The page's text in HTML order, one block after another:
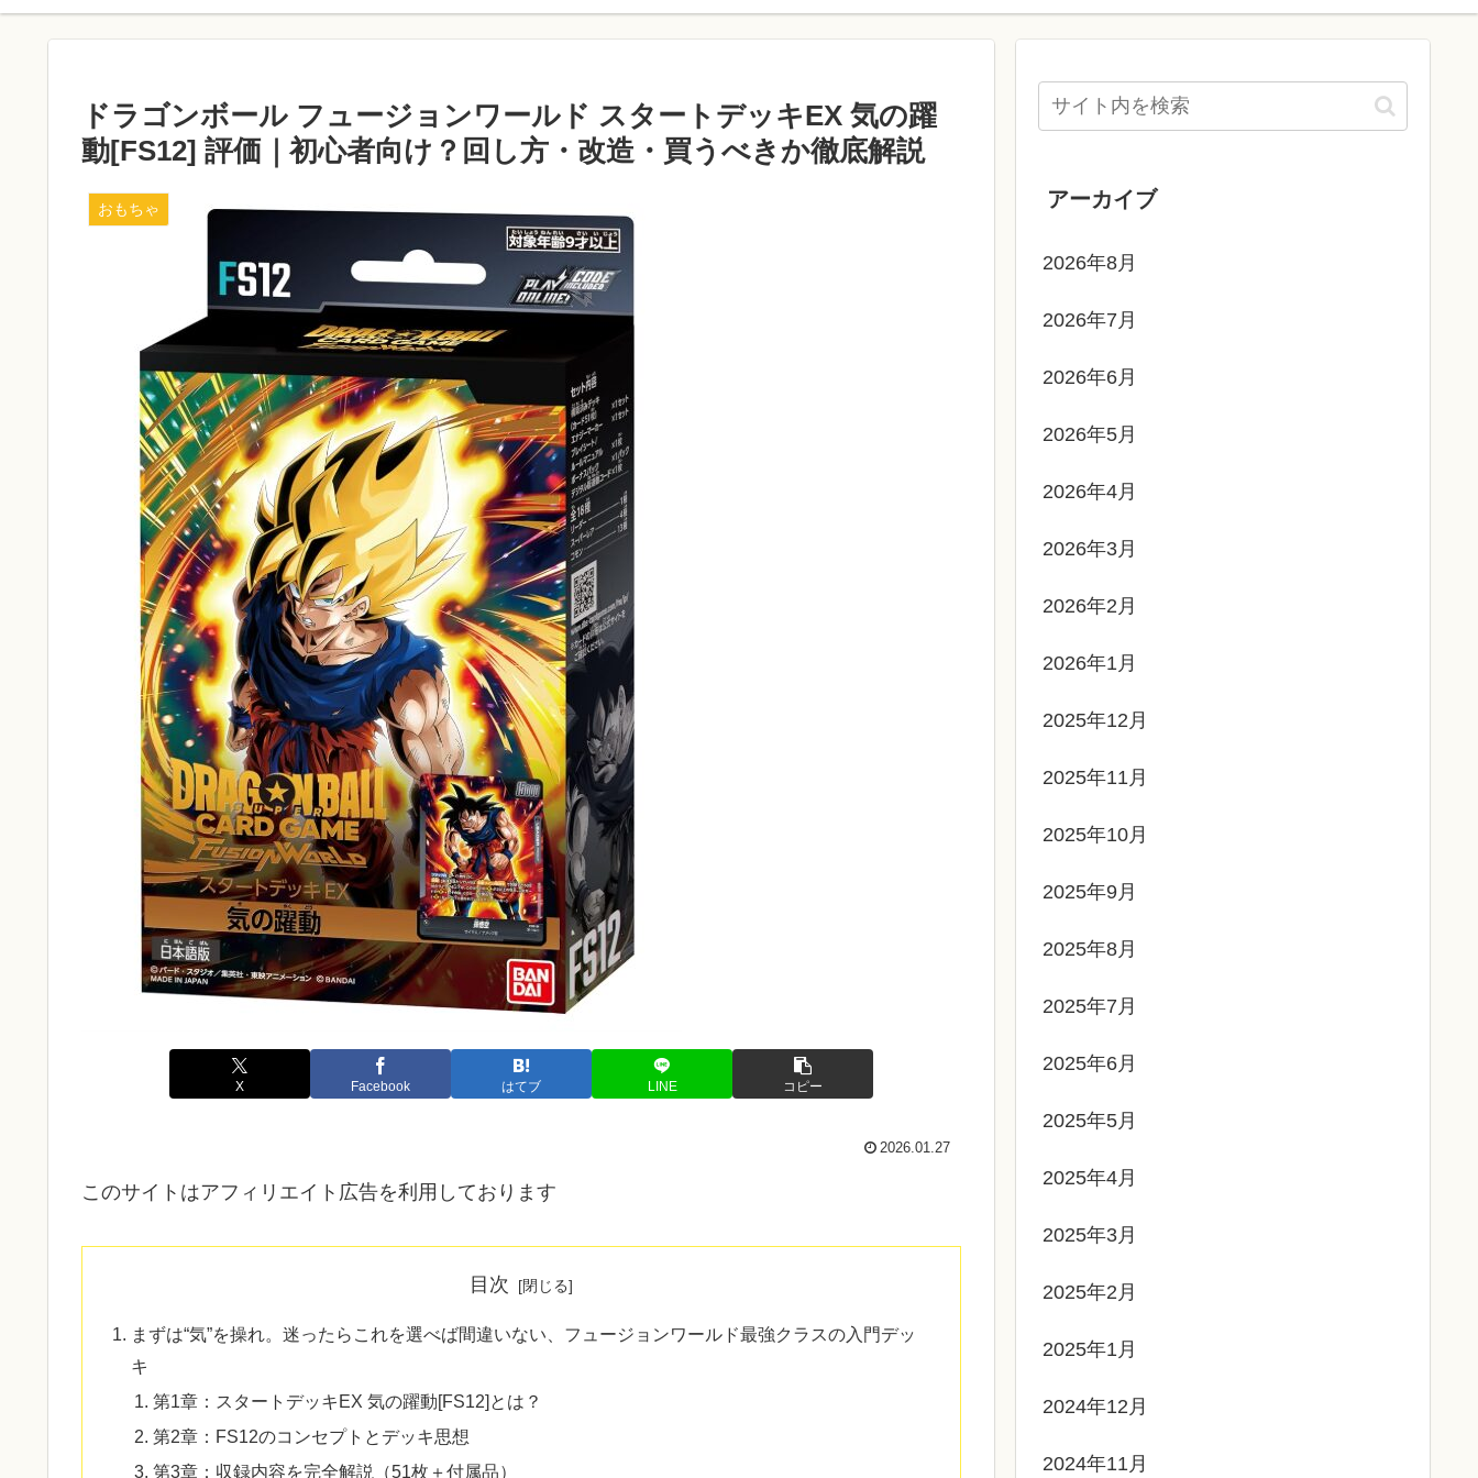
ドラゴンボール フュージョンワールド スタートデッキEX 気の躍
動[FS12] 評価｜初心者向け？回し方・改造・買うべきか徹底解説
おもちゃ
X Facebook はてブ LINE コピー
2026.01.27
このサイトはアフィリエイト広告を利用しております
目次
まずは“気”を操れ。迷ったらこれを選べば間違いない、フュージョンワールド最強クラスの入門デッ
キ
第1章：スタートデッキEX 気の躍動[FS12]とは？
第2章：FS12のコンセプトとデッキ思想
第3章：収録内容を完全解説（51枚＋付属品）
アーカイブ
2026年8月
2026年7月
2026年6月
2026年5月
2026年4月
2026年3月
2026年2月
2026年1月
2025年12月
2025年11月
2025年10月
2025年9月
2025年8月
2025年7月
2025年6月
2025年5月
2025年4月
2025年3月
2025年2月
2025年1月
2024年12月
2024年11月